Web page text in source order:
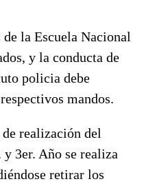
de la Escuela Nacional
y la conducta de
policia debe
mandos.
realización del
y 3er. Año se realiza
retirar los